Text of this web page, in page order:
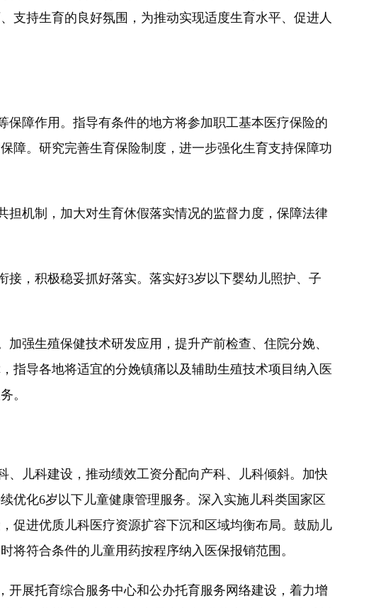
支持生育的良好氛围，为推动实现适度生育水平、促进人
障作用。指导有条件的地方将参加职工基本医疗保险的
障。研究完善生育保险制度，进一步强化生育支持保障功
机制，加大对生育休假落实情况的监督力度，保障法律
，积极稳妥抓好落实。落实好3岁以下婴幼儿照护、子
强生殖保健技术研发应用，提升产前检查、住院分娩、
指导各地将适宜的分娩镇痛以及辅助生殖技术项目纳入医
。
儿科建设，推动绩效工资分配向产科、儿科倾斜。加快
优化6岁以下儿童健康管理服务。深入实施儿科类国家区
促进优质儿科医疗资源扩容下沉和区域均衡布局。鼓励儿
符合条件的儿童用药按程序纳入医保报销范围。
展托育综合服务中心和公办托育服务网络建设，着力增